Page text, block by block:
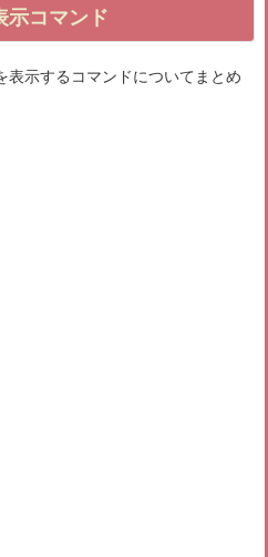
コマンド
表示するコマンドについてまとめ